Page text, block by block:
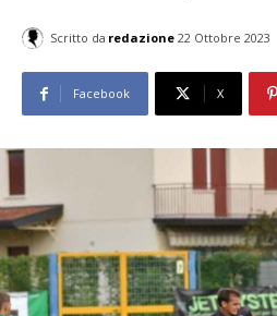
Scritto da redazione 22 Ottobre 2023
Facebook X